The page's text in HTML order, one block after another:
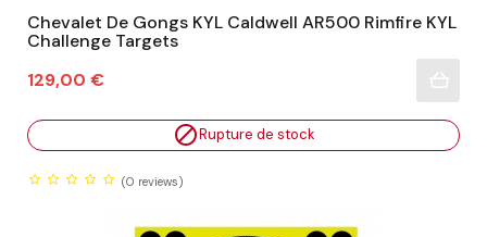
Chevalet De Gongs KYL Caldwell AR500 Rimfire KYL
Challenge Targets
Prix
129,00 €
Rupture de stock
(0 reviews)